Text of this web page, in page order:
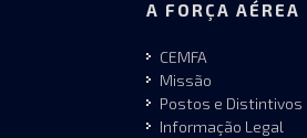
A FORÇA AÉREA
CEMFA
Missão
Postos e Distintivos
Informação Legal